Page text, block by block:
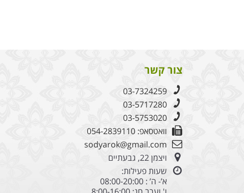
צור קשר
03-7324259
03-5717280
03-5753020
וואטסאפ: 054-2839110
sodyarok@gmail.com
ויצמן 22, גבעתיים
שעות פעילות:
א’- ה’ : 08:00-20:00